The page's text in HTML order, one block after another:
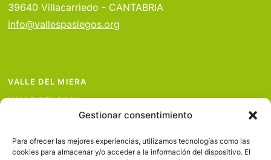
Gestionar consentimiento
Para ofrecer las mejores experiencias, utilizamos tecnologías como las
cookies para almacenar y/o acceder a la información del dispositivo. El
39640 Villacarriedo - CANTABRIA
info@vallespasiegos.org
VALLE DEL MIERA
VALLE DEL PAS
VALLE DEL PISUEÑA
PROYECTOS
SERVICIOS